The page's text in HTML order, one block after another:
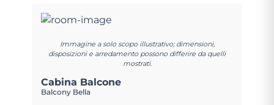
Immagine a solo scopo illustrativo; dimensioni,
disposizioni e arredamento possono differire da quelli
mostrati.
Cabina Balcone
Balcony Bella